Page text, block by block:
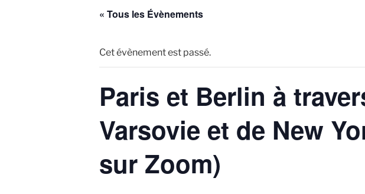
« Tous les Évènements
Cet évènement est passé.
Paris et Berlin à
Varsovie et de New
sur Zoom)